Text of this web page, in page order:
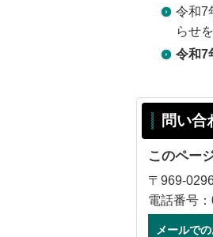
令和7
らせ
令和7
問い合
このペー
〒969-
電話番号
メールで